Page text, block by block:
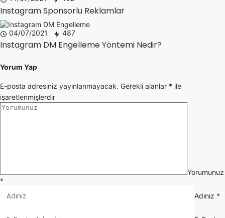
Instagram Sponsorlu Reklamlar
04/07/2021 487
Instagram DM Engelleme Yöntemi Nedir?
Yorum Yap
E-posta adresiniz yayınlanmayacak. Gerekli alanlar * ile
işaretlenmişlerdir
Yorumunuz
*
Adınız *